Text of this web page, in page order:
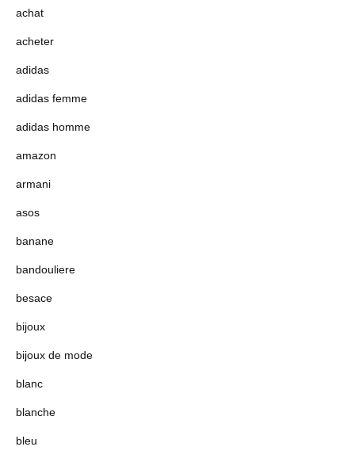
achat
acheter
adidas
adidas femme
adidas homme
amazon
armani
asos
banane
bandouliere
besace
bijoux
bijoux de mode
blanc
blanche
bleu